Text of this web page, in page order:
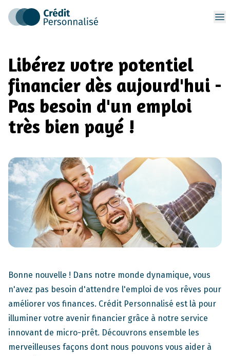
Libérez votre potentiel
financier dès aujourd'hui -
Pas besoin d'un emploi
très bien payé !
Bonne nouvelle ! Dans notre monde dynamique, vous
n'avez pas besoin d'attendre l'emploi de vos rêves pour
améliorer vos finances. Crédit Personnalisé est là pour
illuminer votre avenir financier grâce à notre service
innovant de micro-prêt. Découvrons ensemble les
merveilleuses façons dont nous pouvons vous aider à